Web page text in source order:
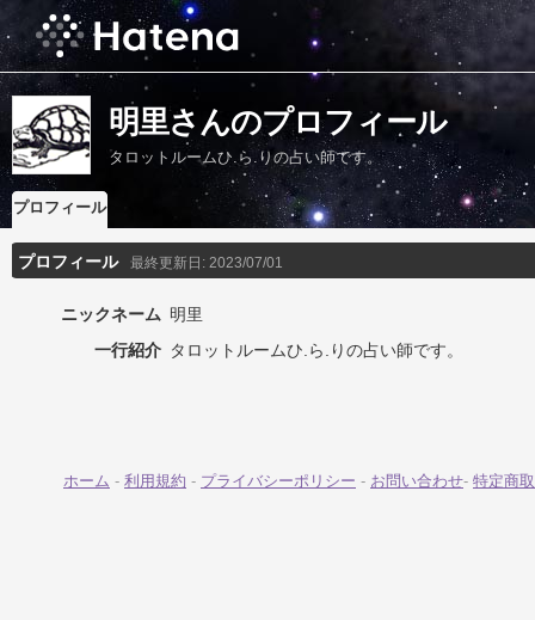
明里さんのプロフィール
タロットルームひ.ら.りの占い師です。
プロフィール
プロフィール 最終更新日: 2023/07/01
ニックネーム 明里
一行紹介 タロットルームひ.ら.りの占い師です。
ホーム - 利用規約 - プライバシーポリシー - お問い合わせ- 特定商